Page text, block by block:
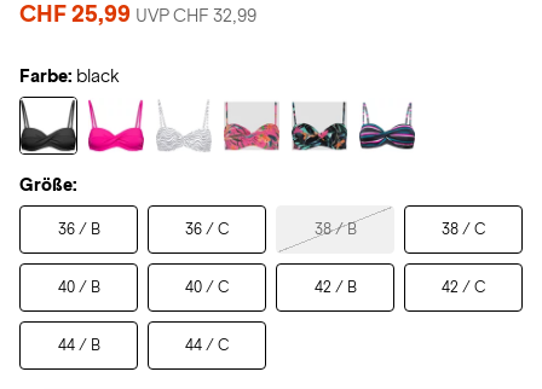
CHF 25,99 UVP CHF 32,99
Farbe: black
Größe:
36 / B 36 / C 38 / B 38 / C
40 / B 40 / C 42 / B 42 / C
44 / B 44 / C